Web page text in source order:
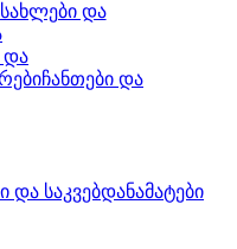
სახლები და
და
ჩანთები და
და საკვებდანამატები